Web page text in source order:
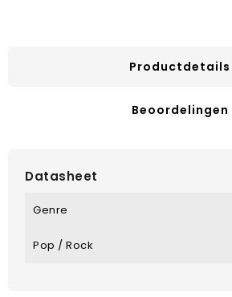
Productdetails
Beoordelingen
Datasheet
Genre
Pop / Rock